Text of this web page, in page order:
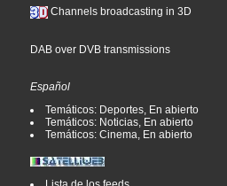
Channels broadcasting in 3D
DAB over DVB transmissions
Español
Temáticos: Deportes, En abierto
Temáticos: Noticias, En abierto
Temáticos: Cinema, En abierto